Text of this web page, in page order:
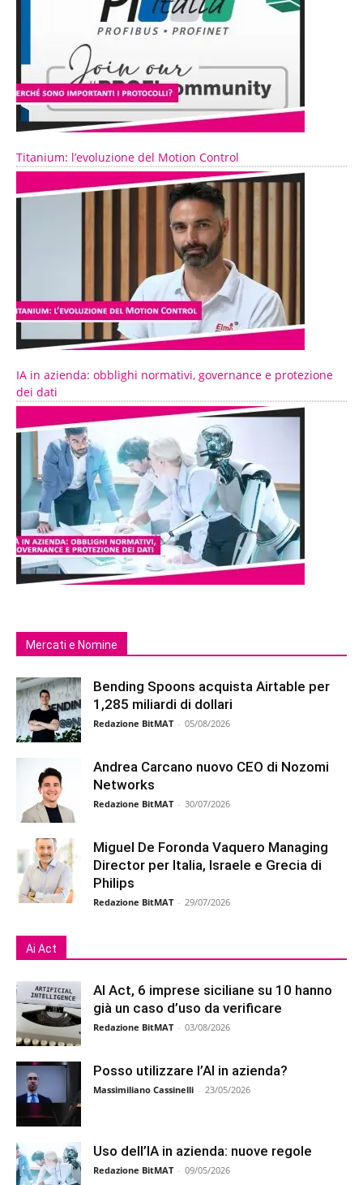
Titanium: l’evoluzione del Motion Control
IA in azienda: obblighi normativi, governance e protezione
dei dati
Mercati e Nomine
Bending Spoons acquista Airtable per
1,285 miliardi di dollari
Redazione BitMAT - 05/08/2026
Andrea Carcano nuovo CEO di Nozomi
Networks
Redazione BitMAT - 30/07/2026
Miguel De Foronda Vaquero Managing
Director per Italia, Israele e Grecia di
Philips
Redazione BitMAT - 29/07/2026
Ai Act
AI Act, 6 imprese siciliane su 10 hanno
già un caso d’uso da verificare
Redazione BitMAT - 03/08/2026
Posso utilizzare l’AI in azienda?
Massimiliano Cassinelli - 23/05/2026
Uso dell’IA in azienda: nuove regole
Redazione BitMAT - 09/05/2026